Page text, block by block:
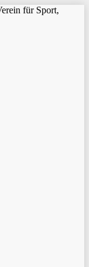
für Sport,